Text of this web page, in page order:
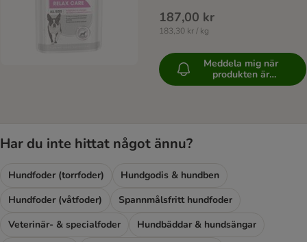
187,00 kr
183,30 kr / kg
Meddela mig när
produkten är
tillgänglig
Har du inte hittat något ännu?
Hundfoder (torrfoder)
Hundgodis & hundben
Hundfoder (våtfoder)
Spannmålsfritt hundfoder
Veterinär- & specialfoder
Hundbäddar & hundsängar